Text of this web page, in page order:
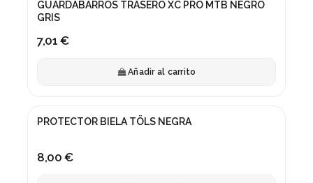
GUARDABARROS TRASERO XC PRO MTB NEGRO
GRIS
7,01 €
Añadir al carrito
PROTECTOR BIELA TÖLS NEGRA
8,00 €